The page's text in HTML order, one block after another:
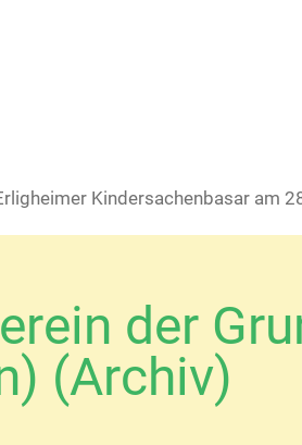
Kindersachen­basar am
der
(Archiv)